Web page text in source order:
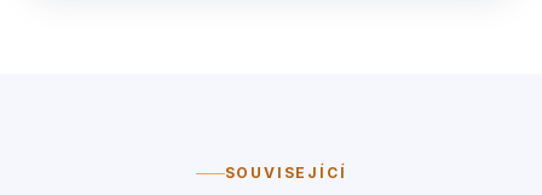
SOUVISEJÍCÍ